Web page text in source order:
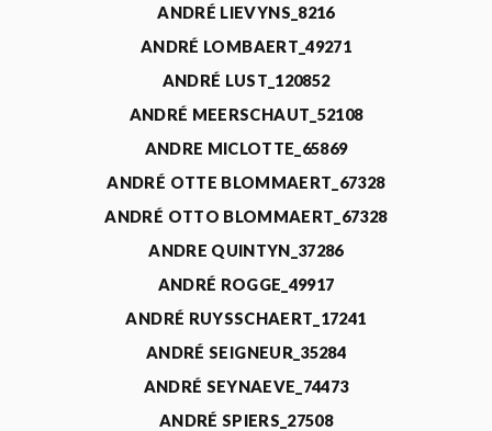
ANDRÉ LIEVYNS_8216
ANDRÉ LOMBAERT_49271
ANDRÉ LUST_120852
ANDRÉ MEERSCHAUT_52108
ANDRE MICLOTTE_65869
ANDRÉ OTTE BLOMMAERT_67328
ANDRÉ OTTO BLOMMAERT_67328
ANDRE QUINTYN_37286
ANDRÉ ROGGE_49917
ANDRÉ RUYSSCHAERT_17241
ANDRÉ SEIGNEUR_35284
ANDRÉ SEYNAEVE_74473
ANDRÉ SPIERS_27508